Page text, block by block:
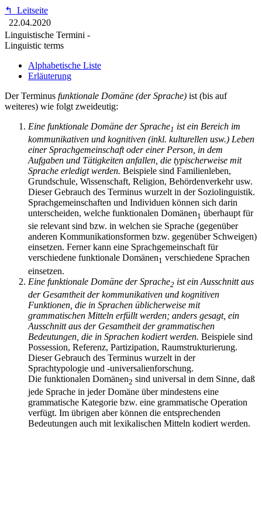
↰
Leitseite
22.04.2020
Linguistische Termini -
Linguistic terms
Alphabetische Liste
Erläuterung
Der Terminus funktionale Domäne (der Sprache) ist (bis auf
weiteres) wie folgt zweideutig:
Eine funktionale Domäne der Sprache1 ist ein Bereich im
kommunikativen und kognitiven (inkl. kulturellen usw.) Leben
einer Sprachgemeinschaft oder einer Person, in dem
Aufgaben und Tätigkeiten anfallen, die typischerweise mit
Sprache erledigt werden. Beispiele sind Familienleben,
Grundschule, Wissenschaft, Religion, Behördenverkehr usw.
Dieser Gebrauch des Terminus wurzelt in der Soziolinguistik.
Sprachgemeinschaften und Individuen können sich darin
unterscheiden, welche funktionalen Domänen1 überhaupt für
sie relevant sind bzw. in welchen sie Sprache (gegenüber
anderen Kommunikationsformen bzw. gegenüber Schweigen)
einsetzen. Ferner kann eine Sprachgemeinschaft für
verschiedene funktionale Domänen1 verschiedene Sprachen
einsetzen.
Eine funktionale Domäne der Sprache2 ist ein Ausschnitt aus
der Gesamtheit der kommunikativen und kognitiven
Funktionen, die in Sprachen üblicherweise mit
grammatischen Mitteln erfüllt werden; anders gesagt, ein
Ausschnitt aus der Gesamtheit der grammatischen
Bedeutungen, die in Sprachen kodiert werden. Beispiele sind
Possession, Referenz, Partizipation, Raumstrukturierung.
Dieser Gebrauch des Terminus wurzelt in der
Sprachtypologie und -universalienforschung.
Die funktionalen Domänen2 sind universal in dem Sinne, daß
jede Sprache in jeder Domäne über mindestens eine
grammatische Kategorie bzw. eine grammatische Operation
verfügt. Im übrigen aber können die entsprechenden
Bedeutungen auch mit lexikalischen Mitteln kodiert werden.